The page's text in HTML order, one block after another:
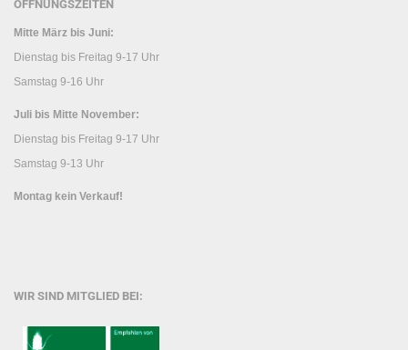
ÖFFNUNGSZEITEN
Mitte März bis Juni:
Dienstag bis Freitag 9-17 Uhr
Samstag 9-16 Uhr
Juli bis Mitte November:
Dienstag bis Freitag 9-17 Uhr
Samstag 9-13 Uhr
Montag kein Verkauf!
WIR SIND MITGLIED BEI: